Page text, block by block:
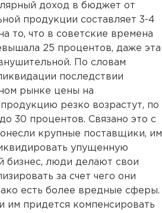
доход в бюджет от
продукции составляет 3-4
то, что в советские времена
25 процентов, даже эта
По словам
последствии
рынке цены на
резко возрастут, по
30 процентов. Связано это с
крупные поставщики, им
упущенную
бизнес, люди делают свои
за счет чего они
есть более вредные сферы.
им придется компенсировать